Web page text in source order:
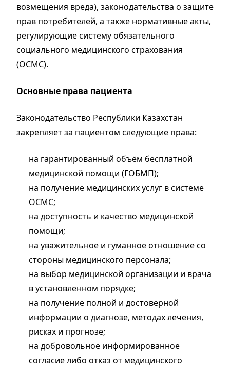
возмещения вреда), законодательства о защите
прав потребителей, а также нормативные акты,
регулирующие систему обязательного
социального медицинского страхования
(ОСМС).
Основные права пациента
Законодательство Республики Казахстан
закрепляет за пациентом следующие права:
на гарантированный объём бесплатной
медицинской помощи (ГОБМП);
на получение медицинских услуг в системе
ОСМС;
на доступность и качество медицинской
помощи;
на уважительное и гуманное отношение со
стороны медицинского персонала;
на выбор медицинской организации и врача
в установленном порядке;
на получение полной и достоверной
информации о диагнозе, методах лечения,
рисках и прогнозе;
на добровольное информированное
согласие либо отказ от медицинского